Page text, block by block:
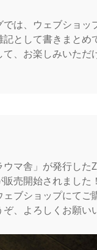
では、ウェブショッ
として書きまとめ
て、お楽しみいただ
ウマ舎」が発行した
販売開始されました
ェブショップにてご
ぞ、よろしくお願い